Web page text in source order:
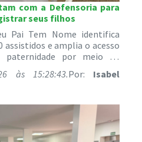
com a Defensoria para
seus filhos
Pai Tem Nome identifica
assistidos e amplia o acesso
paternidade por meio do
às 15:28:43.Por: Isabel